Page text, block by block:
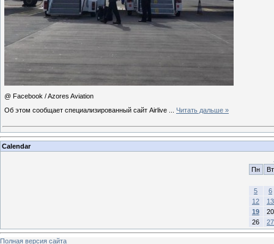
@ Facebook / Azores Aviation
Об этом сообщает специализированный сайт Airlive
Читать дальше »
Calendar
Пн
Вт
5
6
12
13
19
20
26
27
Полная версия сайта